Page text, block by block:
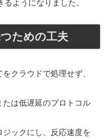
ようになりました。
ための工夫
をクラウドで処理せず、
たは低遅延のプロトコル
ジックにし、反応速度を